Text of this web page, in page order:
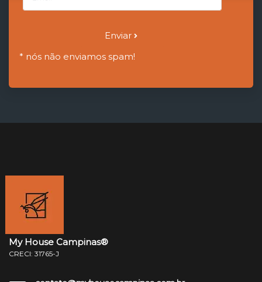
Enviar
* nós não enviamos spam!
My House Campinas®
CRECI: 31765-J